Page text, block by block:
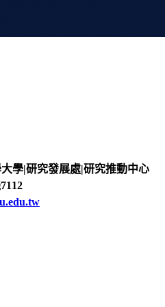
學|研究發展處|研究推動中心